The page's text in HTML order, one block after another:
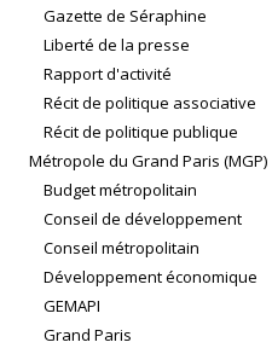
Gazette de Séraphine
Liberté de la presse
Rapport d'activité
Récit de politique associative
Récit de politique publique
Métropole du Grand Paris (MGP)
Budget métropolitain
Conseil de développement
Conseil métropolitain
Développement économique
GEMAPI
Grand Paris